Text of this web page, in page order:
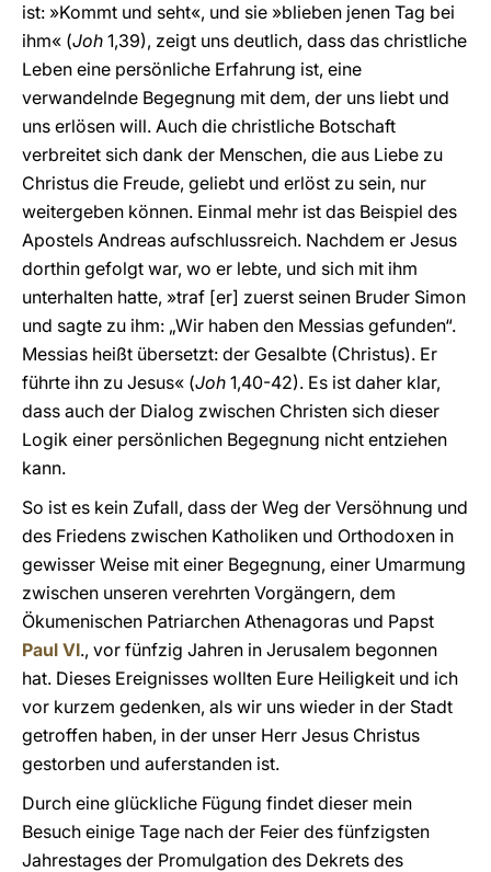
ist: »Kommt und seht«, und sie »blieben jenen Tag bei
ihm« (Joh 1,39), zeigt uns deutlich, dass das christliche
Leben eine persönliche Erfahrung ist, eine
verwandelnde Begegnung mit dem, der uns liebt und
uns erlösen will. Auch die christliche Botschaft
verbreitet sich dank der Menschen, die aus Liebe zu
Christus die Freude, geliebt und erlöst zu sein, nur
weitergeben können. Einmal mehr ist das Beispiel des
Apostels Andreas aufschlussreich. Nachdem er Jesus
dorthin gefolgt war, wo er lebte, und sich mit ihm
unterhalten hatte, »traf [er] zuerst seinen Bruder Simon
und sagte zu ihm: „Wir haben den Messias gefunden“.
Messias heißt übersetzt: der Gesalbte (Christus). Er
führte ihn zu Jesus« (Joh 1,40-42). Es ist daher klar,
dass auch der Dialog zwischen Christen sich dieser
Logik einer persönlichen Begegnung nicht entziehen
kann.
So ist es kein Zufall, dass der Weg der Versöhnung und
des Friedens zwischen Katholiken und Orthodoxen in
gewisser Weise mit einer Begegnung, einer Umarmung
zwischen unseren verehrten Vorgängern, dem
Ökumenischen Patriarchen Athenagoras und Papst
Paul VI., vor fünfzig Jahren in Jerusalem begonnen
hat. Dieses Ereignisses wollten Eure Heiligkeit und ich
vor kurzem gedenken, als wir uns wieder in der Stadt
getroffen haben, in der unser Herr Jesus Christus
gestorben und auferstanden ist.
Durch eine glückliche Fügung findet dieser mein
Besuch einige Tage nach der Feier des fünfzigsten
Jahrestages der Promulgation des Dekrets des